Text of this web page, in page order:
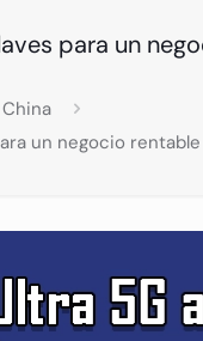
para un
un negocio rentable